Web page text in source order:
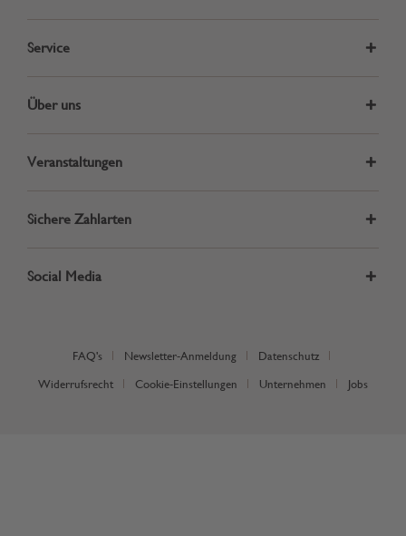
Service
Über uns
Veranstaltungen
Sichere Zahlarten
Social Media
FAQ's Newsletter-Anmeldung Datenschutz
Widerrufsrecht Cookie-Einstellungen Unternehmen Jobs